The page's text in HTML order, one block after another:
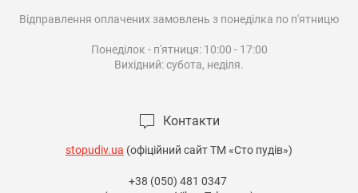
Відправлення оплачених замовлень з понеділка по п'ятницю
Понеділок - п'ятниця: 10:00 - 17:00
Вихідний: субота, неділя.
Контакти
stopudiv.ua (офіційний сайт ТМ «Сто пудів»)
+38 (050) 481 0347